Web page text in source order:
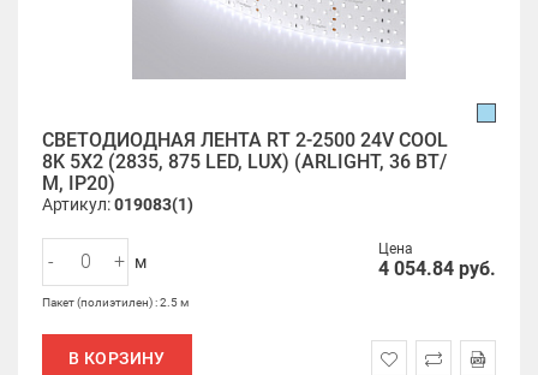
СВЕТОДИОДНАЯ ЛЕНТА RT 2-2500 24V COOL
8K 5X2 (2835, 875 LED, LUX) (ARLIGHT, 36 ВТ/
М, IP20)
Артикул:019083(1)
Цена
4 054.84 руб.
- + м
Пакет (полиэтилен) : 2.5 м
В КОРЗИНУ